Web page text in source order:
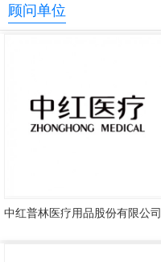
顾问单位
中红普林医疗用品股份有限公司